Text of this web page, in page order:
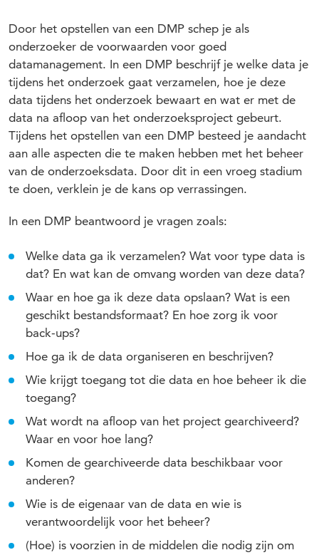
Door het opstellen van een DMP schep je als
onderzoeker de voorwaarden voor goed
datamanagement. In een DMP beschrijf je welke data je
tijdens het onderzoek gaat verzamelen, hoe je deze
data tijdens het onderzoek bewaart en wat er met de
data na afloop van het onderzoeksproject gebeurt.
Tijdens het opstellen van een DMP besteed je aandacht
aan alle aspecten die te maken hebben met het beheer
van de onderzoeksdata. Door dit in een vroeg stadium
te doen, verklein je de kans op verrassingen.
In een DMP beantwoord je vragen zoals:
Welke data ga ik verzamelen? Wat voor type data is
dat? En wat kan de omvang worden van deze data?
Waar en hoe ga ik deze data opslaan? Wat is een
geschikt bestandsformaat? En hoe zorg ik voor
back-ups?
Hoe ga ik de data organiseren en beschrijven?
Wie krijgt toegang tot die data en hoe beheer ik die
toegang?
Wat wordt na afloop van het project gearchiveerd?
Waar en voor hoe lang?
Komen de gearchiveerde data beschikbaar voor
anderen?
Wie is de eigenaar van de data en wie is
verantwoordelijk voor het beheer?
(Hoe) is voorzien in de middelen die nodig zijn om